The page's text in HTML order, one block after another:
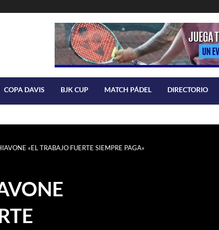
COPA DAVIS BJK CUP MATCH PÁDEL DIRECTORIO
«EL TRABAJO FUERTE SIEMPRE PAGA»